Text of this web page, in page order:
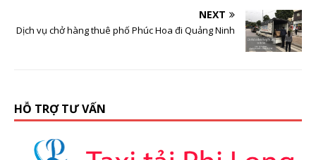
NEXT
Dịch vụ chở hàng thuê phố Phúc Hoa đi Quảng Ninh
HỖ TRỢ TƯ VẤN